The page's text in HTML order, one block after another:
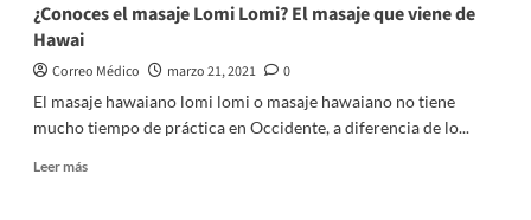
¿Conoces el masaje Lomi Lomi? El masaje que viene de
Hawai
Correo Médico marzo 21, 2021
0
El masaje hawaiano lomi lomi o masaje hawaiano no tiene
mucho tiempo de práctica en Occidente, a diferencia de lo...
Leer másLeer